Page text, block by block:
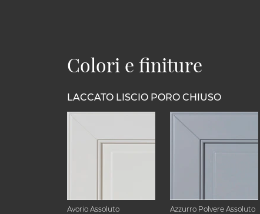
Colori e finiture
LACCATO LISCIO PORO CHIUSO
Avorio Assoluto Azzurro Polvere Assoluto